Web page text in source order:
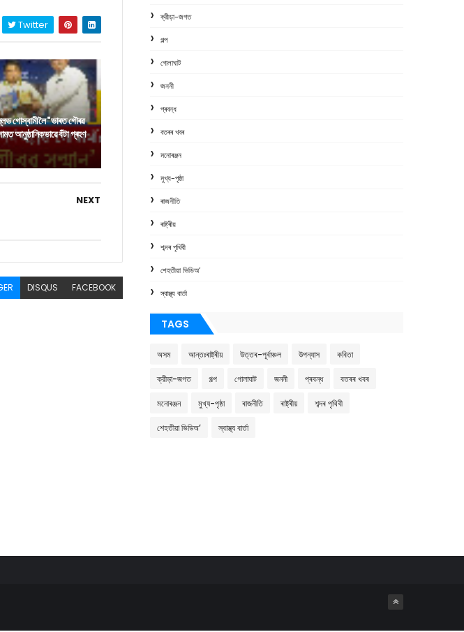
Twitter
গোস্বামীলৈ "ভাৰত গৌৰৱ
আনুষ্ঠানিকভাৱে বঁটা গ্ৰহণ
NEXT
DISQUS FACEBOOK
ক্রীড়া-জগত
গল্প
গোলাঘাট
জননী
প্ৰবন্ধ
বতৰৰ খবৰ
মনোৰঞ্জন
মুখ্য-পৃষ্ঠা
ৰাজনীতি
ৰাষ্ট্ৰীয়
শব্দৰ পৃথিবী
শেহতীয়া ভিডিঅ’
স্বাস্থ্য বাৰ্তা
TAGS
অসম আন্তঃৰাষ্ট্ৰীয় উত্তৰ-পূৰ্বাঞ্চল উপন্যাস কবিতা
ক্রীড়া-জগত গল্প গোলাঘাট জননী প্ৰবন্ধ বতৰৰ খবৰ
মনোৰঞ্জন মুখ্য-পৃষ্ঠা ৰাজনীতি ৰাষ্ট্ৰীয় শব্দৰ পৃথিবী
শেহতীয়া ভিডিঅ’ স্বাস্থ্য বাৰ্তা